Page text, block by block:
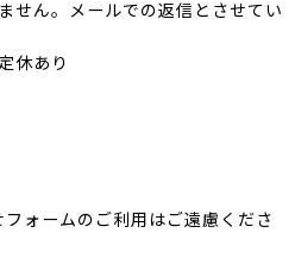
せん。メールでの返信とさせてい
休あり
フォームのご利用はご遠慮くださ